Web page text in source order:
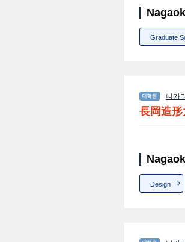
Graduate
니가
長岡造形
Design